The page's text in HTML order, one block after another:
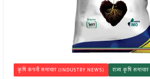
कृषि कंपनी समाचार (INDUSTRY NEWS) राज्य कृषि